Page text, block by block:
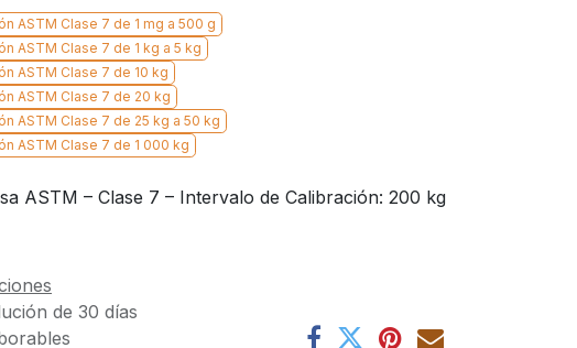
ASTM Clase 7 de 1 mg a 500 g
ASTM Clase 7 de 1 kg a 5 kg
ASTM Clase 7 de 10 kg
ASTM Clase 7 de 20 kg
ASTM Clase 7 de 25 kg a 50 kg
ASTM Clase 7 de 1 000 kg
ASTM – Clase 7 – Intervalo de Calibración: 200 kg
de 30 días